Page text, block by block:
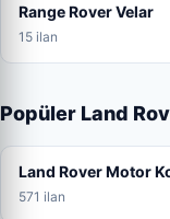
Range Rover Velar
15 ilan
Popüler Land
Land Rover Motor
571 ilan